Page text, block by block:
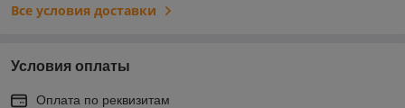
Все условия доставки
Условия оплаты
Оплата по реквизитам